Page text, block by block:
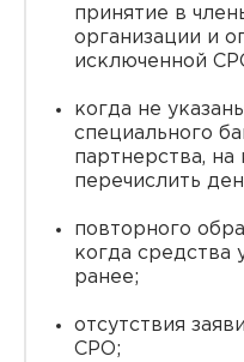
принятие в
организации и
исключенной
когда не
специального
партнерства,
перечислить
повторного
когда
ранее;
отсутствия
СРО;